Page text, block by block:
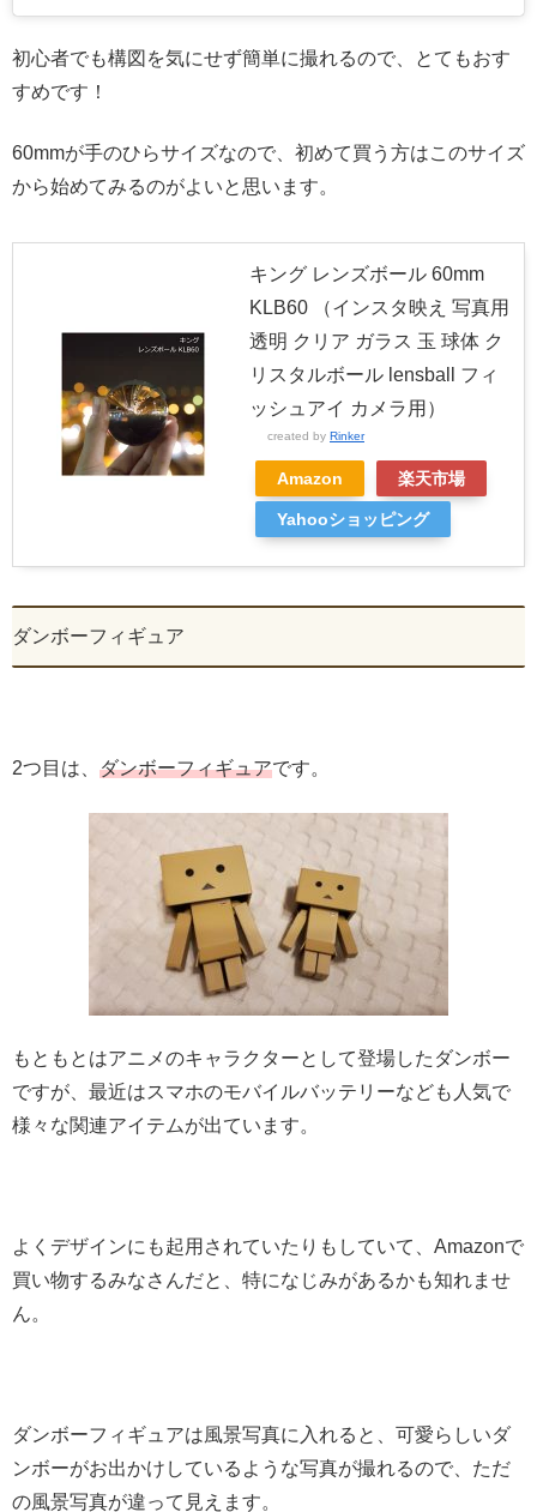
初心者でも構図を気にせず簡単に撮れるので、とてもおす
すめです！
60mmが手のひらサイズなので、初めて買う方はこのサイズ
から始めてみるのがよいと思います。
キング レンズボール 60mm
KLB60 （インスタ映え 写真用
透明 クリア ガラス 玉 球体 ク
リスタルボール lensball フィ
ッシュアイ カメラ用）
created by Rinker
Amazon 楽天市場
Yahooショッピング
ダンボーフィギュア
2つ目は、 ダンボーフィギュアです。
もともとはアニメのキャラクターとして登場したダンボー
ですが、最近はスマホのモバイルバッテリーなども人気で
様々な関連アイテムが出ています。
よくデザインにも起用されていたりもしていて、Amazonで
買い物するみなさんだと、特になじみがあるかも知れませ
ん。
ダンボーフィギュアは風景写真に入れると、可愛らしいダ
ンボーがお出かけしているような写真が撮れるので、ただ
の風景写真が違って見えます。